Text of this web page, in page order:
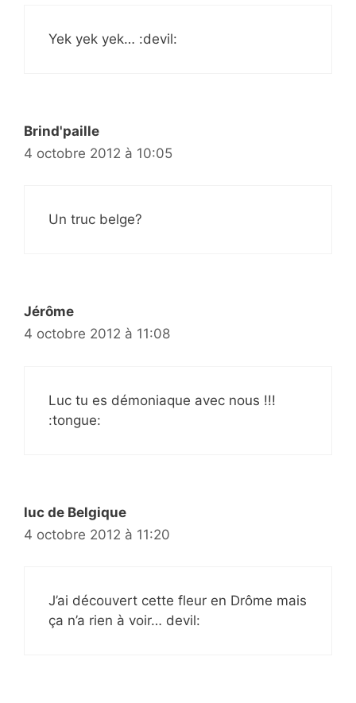
Yek yek yek… :devil:
Brind'paille
4 octobre 2012 à 10:05
Un truc belge?
Jérôme
4 octobre 2012 à 11:08
Luc tu es démoniaque avec nous !!!
:tongue:
luc de Belgique
4 octobre 2012 à 11:20
J’ai découvert cette fleur en Drôme mais
ça n’a rien à voir… devil: